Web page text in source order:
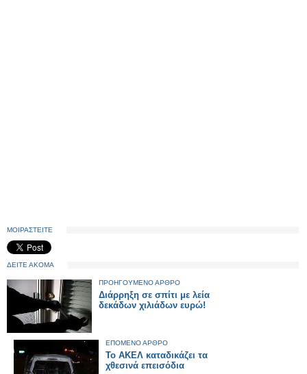
ΜΟΙΡΑΣΤΕΙΤΕ
ΔΕΙΤΕ ΑΚΟΜΑ
ΠΡΟΗΓΟΥΜΕΝΟ ΑΡΘΡΟ
Διάρρηξη σε σπίτι με λεία
δεκάδων χιλιάδων ευρώ!
ΕΠΟΜΕΝΟ ΑΡΘΡΟ
Το ΑΚΕΛ καταδικάζει τα
χθεσινά επεισόδια